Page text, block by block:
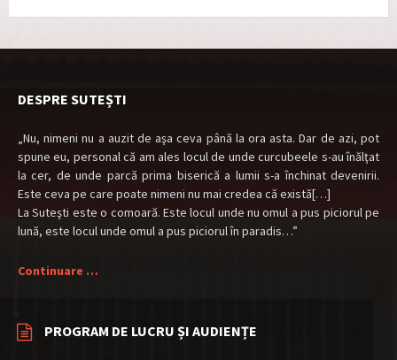
DESPRE SUTEȘTI
„Nu, nimeni nu a auzit de aşa ceva până la ora asta. Dar de azi, pot
spune eu, personal că am ales locul de unde curcubeele s-au înălţat
la cer, de unde parcă prima biserică a lumii s-a închinat devenirii.
Este ceva pe care poate nimeni nu mai credea că există[…]
La Suteşti este o comoară. Este locul unde nu omul a pus piciorul pe
lună, este locul unde omul a pus piciorul în paradis…”
Continuare …
PROGRAM DE LUCRU ȘI AUDIENȚE